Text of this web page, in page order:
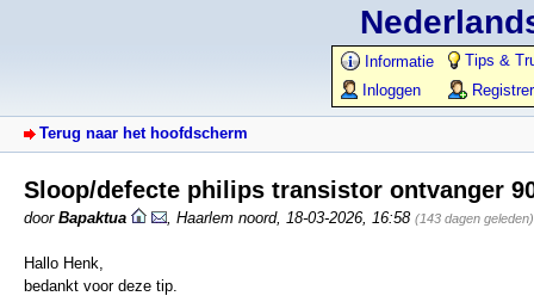
Informatie
Tips &
Inloggen
Terug naar het hoofdscherm
Sloop/defecte philips transistor ontvanger
door Bapaktua Haarlem noord, 18-03-2026, 16:58 (143 dagen geleden)
Hallo Henk,
bedankt voor deze tip.